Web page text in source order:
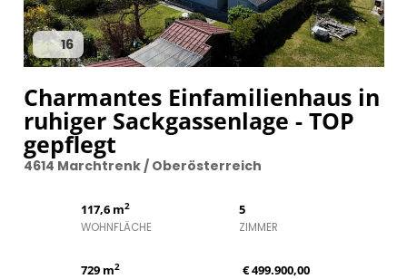
16
Charmantes Einfamilienhaus in
ruhiger Sackgassenlage - TOP
gepflegt
4614 Marchtrenk / Oberösterreich
117,6 m2
WOHNFLÄCHE
5
ZIMMER
729 m2 € 499.900,00